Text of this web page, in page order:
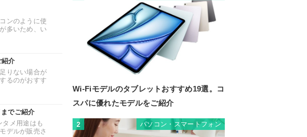
ンのように使
多いため、い
紹介
りない場合が
るのがおすす
でご紹介
メ用途はも
デルが販売さ
Wi-Fiモデルのタブレットおすすめ19選。コ
スパに優れたモデルをご紹介
2 パソコン・スマートフォン